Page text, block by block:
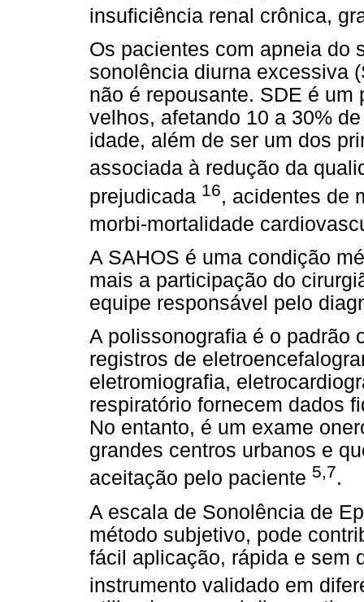
insuficiência renal crônica,
Os pacientes com apneia do
sonolência diurna excessiva
não é repousante. SDE é
velhos, afetando 10 a 30%
idade, além de ser um dos
associada à redução da
prejudicada 16, acidentes de
morbi-mortalidade
A SAHOS é uma condição
mais a participação do
equipe responsável pelo
A polissonografia é o padrão
registros de
eletromiografia,
respiratório fornecem dados
No entanto, é um exame
grandes centros urbanos e
aceitação pelo paciente 5,7.
A escala de Sonolência de
método subjetivo, pode
fácil aplicação, rápida e sem
instrumento validado em